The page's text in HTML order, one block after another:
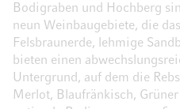
Bodigraben und Hochberg
neun Weinbaugebiete, die
Felsbraunerde, lehmige
bieten einen
Untergrund, auf dem die
Merlot, Blaufränkisch,